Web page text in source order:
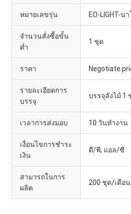
หมายเลขรุ่น EO-LIGHT-น
จำนวนสั่งซื้อขั้น
ต่ำ
1 ชุด
ราคา Negotiate
รายละเอียดการ
บรรจุ
บรรจุลังไม้ 1
เวลาการส่งมอบ 10 วันทำงาน
เงื่อนไขการชำระ
เงิน
ดี/พี, แอล/ซี
สามารถในการ
ผลิต
200 ชุด/เดือน